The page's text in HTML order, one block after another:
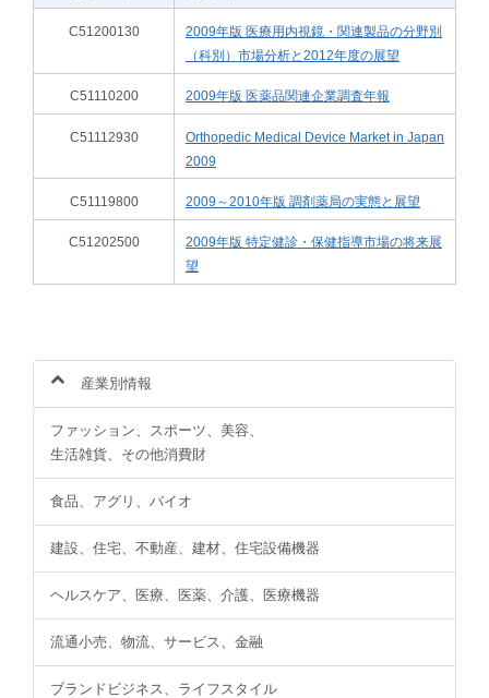
C51200130
2009年版 医療用内視鏡・関連製品の分野別
（科別）市場分析と2012年度の展望
C51110200 2009年版 医薬品関連企業調査年報
C51112930
Orthopedic Medical Device Market in Japan
2009
C51119800 2009～2010年版 調剤薬局の実態と展望
C51202500
2009年版 特定健診・保健指導市場の将来展
望
産業別情報
ファッション、スポーツ、美容、
生活雑貨、その他消費財
食品、アグリ、バイオ
建設、住宅、不動産、建材、住宅設備機器
ヘルスケア、医療、医薬、介護、医療機器
流通小売、物流、サービス、金融
ブランドビジネス、ライフスタイル